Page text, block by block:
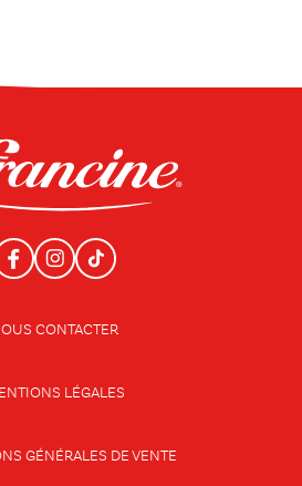
CONTACTER
LÉGALES
GÉNÉRALES DE VENTE